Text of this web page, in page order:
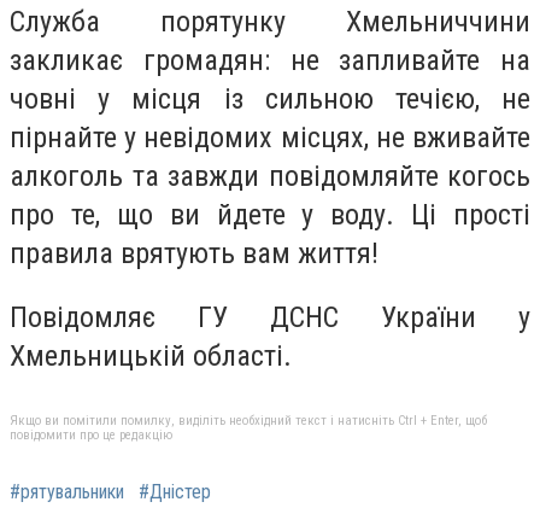
Служба порятунку Хмельниччини
закликає громадян: не запливайте на
човні у місця із сильною течією, не
пірнайте у невідомих місцях, не вживайте
алкоголь та завжди повідомляйте когось
про те, що ви йдете у воду. Ці прості
правила врятують вам життя!
Повідомляє ГУ ДСНС України у
Хмельницькій області.
Якщо ви помітили помилку, виділіть необхідний текст і натисніть Ctrl + Enter, щоб
повідомити про це редакцію
#рятувальники #Дністер